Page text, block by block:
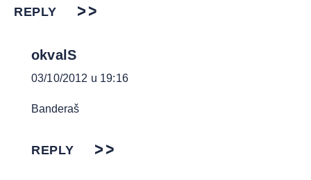
REPLY
okvalS
03/10/2012 u 19:16
Banderaš
REPLY